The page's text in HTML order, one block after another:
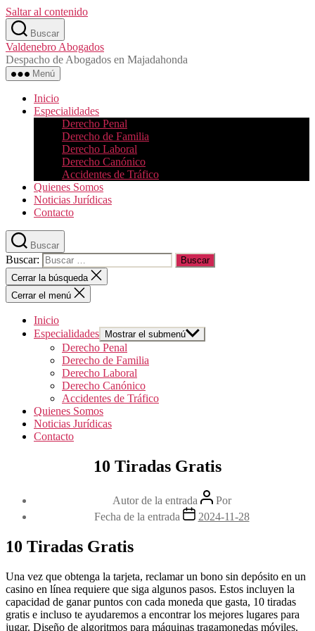
Saltar al contenido
Buscar
Valdenebro Abogados
Despacho de Abogados en Majadahonda
Menú
Inicio
Especialidades
Derecho Penal
Derecho de Familia
Derecho Laboral
Derecho Canónico
Accidentes de Tráfico
Quienes Somos
Noticias Jurídicas
Contacto
Buscar
Buscar:
Cerrar la búsqueda
Cerrar el menú
Inicio
Especialidades
Mostrar el submenú
Derecho Penal
Derecho de Familia
Derecho Laboral
Derecho Canónico
Accidentes de Tráfico
Quienes Somos
Noticias Jurídicas
Contacto
10 Tiradas Gratis
Autor de la entrada
Por
Fecha de la entrada
2024-11-28
10 Tiradas Gratis
Una vez que obtenga la tarjeta, reclamar un bono sin depósito en un
casino en línea requiere que siga algunos pasos. Estos incluyen la
capacidad de ganar puntos con cada moneda que gasta, 10 tiradas
gratis e incluso te ayudaremos a encontrar los mejores lugares para
jugar. Diseño de algoritmos para máquinas tragamonedas móviles.